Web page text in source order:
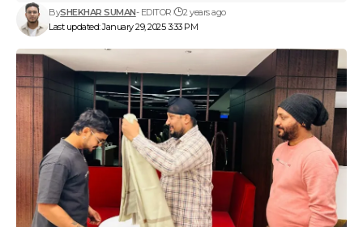
Last updated: January 29, 2025 3:33 PM
BySHEKHAR SUMAN- EDITOR 2 years ago